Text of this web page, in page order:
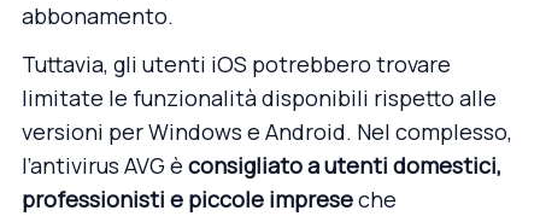
abbonamento.
Tuttavia, gli utenti iOS potrebbero trovare
limitate le funzionalità disponibili rispetto alle
versioni per Windows e Android. Nel complesso,
l’antivirus AVG è consigliato a utenti domestici,
professionisti e piccole impreseche